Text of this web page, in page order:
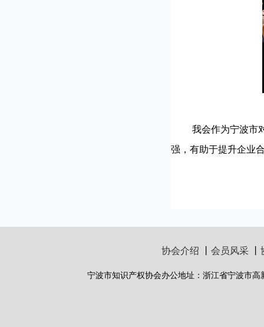
我会作为宁波市对
强，有助于提升企业
协会介绍 会员风采
宁波市知识产权协会办公地址：浙江省宁波市